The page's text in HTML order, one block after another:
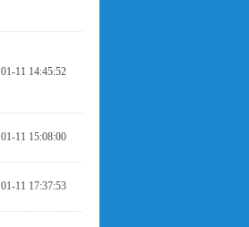
01-11 14:45:52
01-11 15:08:00
01-11 17:37:53